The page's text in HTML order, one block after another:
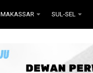
MAKASSAR SUL-SEL